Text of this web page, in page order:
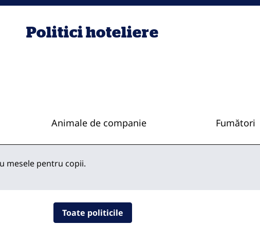
Politici hoteliere
Animale de companie Fumători
mesele pentru copii.
Toate politicile